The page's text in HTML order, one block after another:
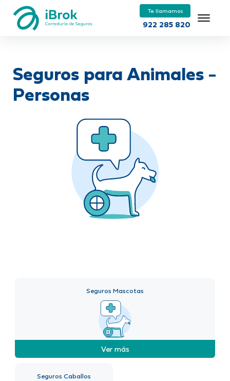
Te llamamos
922 285 820
Seguros para Animales -
Personas
Seguros Mascotas
Ver más
Seguros Caballos